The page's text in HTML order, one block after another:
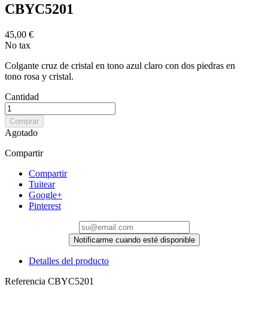
CBYC5201
45,00 €
No tax
Colgante cruz de cristal en tono azul claro con dos piedras en
tono rosa y cristal.
Cantidad
Comprar
Agotado
Compartir
Compartir
Tuitear
Google+
Pinterest
Notificarme cuando esté disponible
Detalles del producto
Referencia CBYC5201